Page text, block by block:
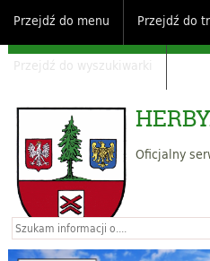
Przejdź do menu Przejdź do
Przejdź do wyszukiwarki
Oficjalny